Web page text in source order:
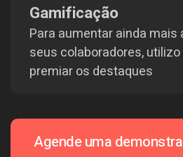
Gamificação
Para aumentar ainda mais
seus colaboradores,
premiar os destaques
Agende uma